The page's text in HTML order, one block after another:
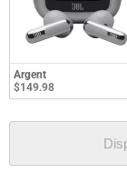
Argent
$149.98